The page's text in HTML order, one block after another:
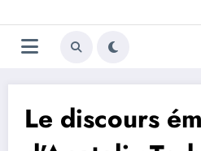
au
contenu
Le discours